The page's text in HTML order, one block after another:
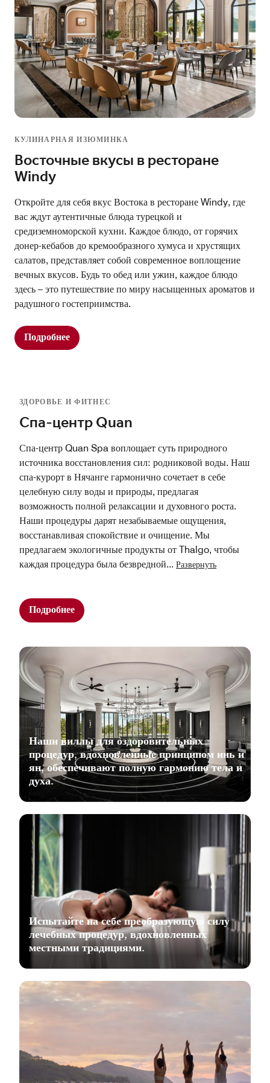
КУЛИНАРНАЯ ИЗЮМИНКА
Восточные вкусы в ресторане
Windy
Откройте для себя вкус Востока в ресторане Windy, где
вас ждут аутентичные блюда турецкой и
средиземноморской кухни. Каждое блюдо, от горячих
донер-кебабов до кремообразного хумуса и хрустящих
салатов, представляет собой современное воплощение
вечных вкусов. Будь то обед или ужин, каждое блюдо
здесь – это путешествие по миру насыщенных ароматов и
радушного гостеприимства.
Подробнее
ЗДОРОВЬЕ И ФИТНЕС
Спа-центр Quan
Спа-центр Quan Spa воплощает суть природного
источника восстановления сил: родниковой воды. Наш
спа-курорт в Нячанге гармонично сочетает в себе
целебную силу воды и природы, предлагая
возможность полной релаксации и духовного роста.
Наши процедуры дарят незабываемые ощущения,
восстанавливая спокойствие и очищение. Мы
предлагаем экологичные продукты от Thalgo, чтобы
каждая процедура была безвредной... Развернуть
Подробнее
Наши виллы для оздоровительных
процедур, вдохновленные принципом инь и
ян, обеспечивают полную гармонию тела и
духа.
Испытайте на себе преобразующую силу
лечебных процедур, вдохновленных
местными традициями.